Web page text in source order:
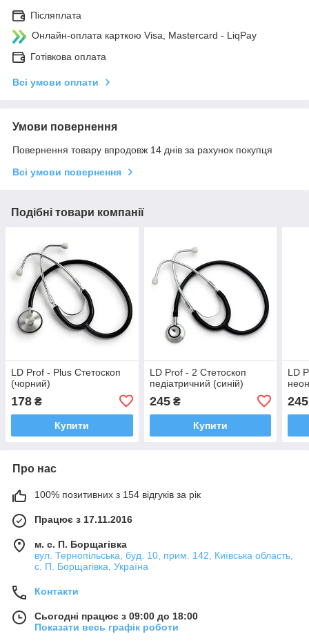
Післяплата
Онлайн-оплата карткою Visa, Mastercard - LiqPay
Готівкова оплата
Всі умови оплати
Умови повернення
Повернення товару впродовж 14 днів за рахунок покупця
Всі умови повернення
Подібні товари компанії
LD Prof - Plus Стетоскоп
(чорний)
178 ₴
Купити
LD Prof - 2 Стетоскоп
педіатричний (синій)
245₴
Купити
LD
245
Про нас
100% позитивних з 154 відгуків за рік
Працює з 17.11.2016
м. с. П. Борщагівка
вул. Тернопільська, буд. 10, прим. 142, Київська область,
с. П. Борщагівка, Україна
Контакти
Сьогодні працює з 09:00 до 18:00
Показати весь графік роботи